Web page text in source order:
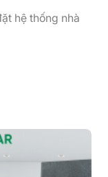
hệ thống nhà